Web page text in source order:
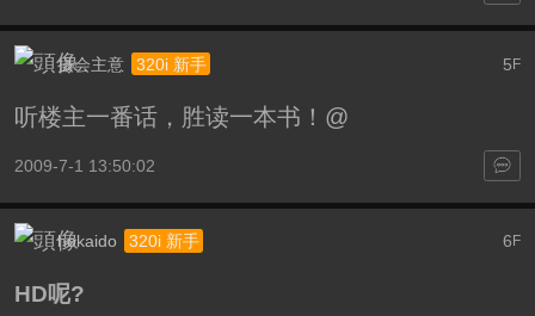
5 F
摄会主意 320i 新手
听楼主一番话，胜读一本书！@
2009-7-1 13:50:02
6 F
hokaido 320i 新手
HD呢?